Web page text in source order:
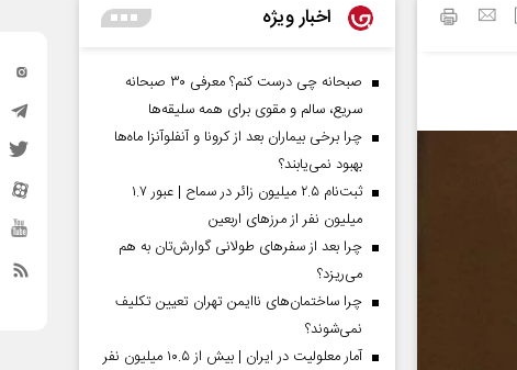
اخبار ویژه
صبحانه چی درست کنم؟ معرفی ۳۰ صبحانه
سریع، سالم و مقوی برای همه سلیقه‌ها
چرا برخی بیماران بعد از کرونا و آنفلوآنزا ماه‌ها
بهبود نمی‌یابند؟
ثبت‌نام ۲.۵ میلیون زائر در سماح | عبور ۱.۷
میلیون نفر از مرز‌های اربعین
چرا بعد از سفرهای طولانی گوارش‌تان به هم
می‌ریزد؟
چرا ساختمان‌های ناایمن تهران تعیین تکلیف
نمی‌شوند؟
آمار معلولیت در ایران | بیش از ۱۰.۵ میلیون نفر